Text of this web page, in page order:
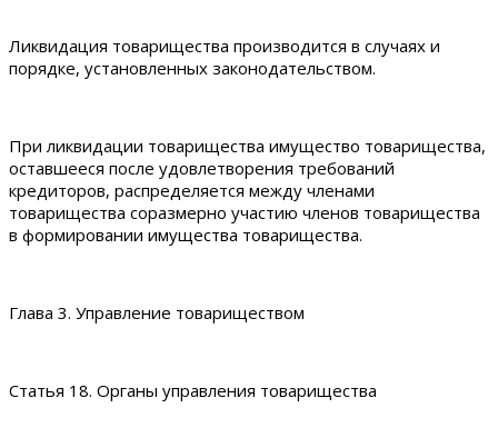
Ликвидация товарищества производится в случаях и
порядке, установленных законодательством.
При ликвидации товарищества имущество товарищества,
оставшееся после удовлетворения требований
кредиторов, распределяется между членами
товарищества соразмерно участию членов товарищества
в формировании имущества товарищества.
Глава 3. Управление товариществом
Статья 18. Органы управления товарищества